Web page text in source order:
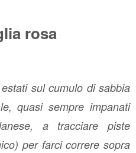
rosa
sul cumulo di sabbia
quasi sempre impanati
a tracciare piste
per farci correre sopra